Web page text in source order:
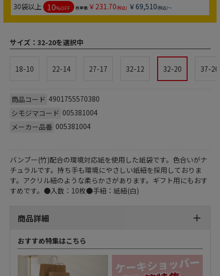
30袋以上 10%OFF 枚単価:￥231.70(税込) ￥69,510(税込)～
サイズ： 32-20を選択中
18-10 22-14 27-17 32-12 32-20 37-26
商品コード 4901755570380
シモジマコード 005381004
メーカー品番 005381004
バンブー(竹)配合の環境対応紙を使用した紙袋です。色合いがナ
チュラルです。持ち手も環境にやさしい紙紐を採用しておりま
す。アクリル紐のような柔らかさがあります。ギフト用にもおす
すめです。●入数：10枚●手紐：紙紐(白)
商品詳細
おすすめ特集はこちら